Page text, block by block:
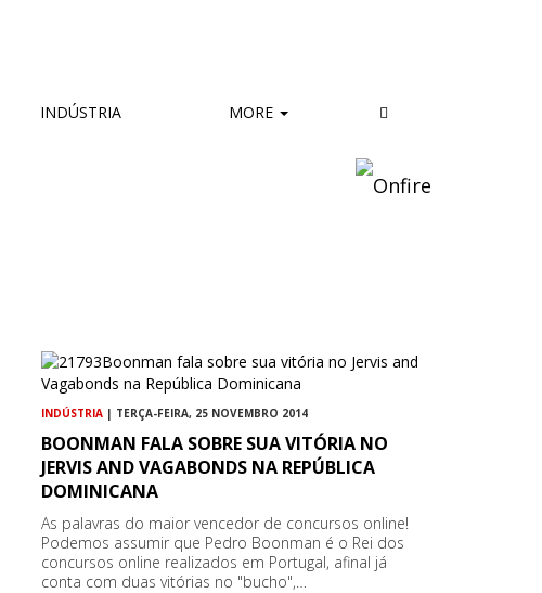
INDÚSTRIA MORE
INDÚSTRIA | TERÇA-FEIRA, 25 NOVEMBRO 2014
BOONMAN FALA SOBRE SUA VITÓRIA NO
JERVIS AND VAGABONDS NA REPÚBLICA
DOMINICANA
As palavras do maior vencedor de concursos online!
Podemos assumir que Pedro Boonman é o Rei dos
concursos online realizados em Portugal, afinal já
conta com duas vitórias no "bucho",…